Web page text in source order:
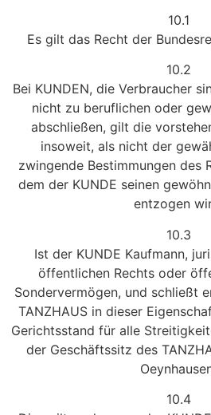
10.1
Es gilt das Recht der
10.2
Bei KUNDEN, die Verbraucher
nicht zu beruflichen oder
abschließen, gilt die
insoweit, als nicht der
zwingende Bestimmungen des
dem der KUNDE seinen
entzogen
10.3
Ist der KUNDE Kaufmann,
öffentlichen Rechts oder
Sondervermögen, und schließt
TANZHAUS in dieser
Gerichtsstand für alle
der Geschäftssitz des
10.4